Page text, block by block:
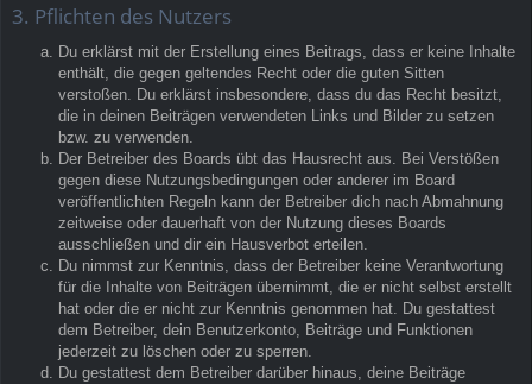
3. Pflichten des Nutzers
Du erklärst mit der Erstellung eines Beitrags, dass er keine Inhalte
enthält, die gegen geltendes Recht oder die guten Sitten
verstoßen. Du erklärst insbesondere, dass du das Recht besitzt,
die in deinen Beiträgen verwendeten Links und Bilder zu setzen
bzw. zu verwenden.
Der Betreiber des Boards übt das Hausrecht aus. Bei Verstößen
gegen diese Nutzungsbedingungen oder anderer im Board
veröffentlichten Regeln kann der Betreiber dich nach Abmahnung
zeitweise oder dauerhaft von der Nutzung dieses Boards
ausschließen und dir ein Hausverbot erteilen.
Du nimmst zur Kenntnis, dass der Betreiber keine Verantwortung
für die Inhalte von Beiträgen übernimmt, die er nicht selbst erstellt
hat oder die er nicht zur Kenntnis genommen hat. Du gestattest
dem Betreiber, dein Benutzerkonto, Beiträge und Funktionen
jederzeit zu löschen oder zu sperren.
Du gestattest dem Betreiber darüber hinaus, deine Beiträge